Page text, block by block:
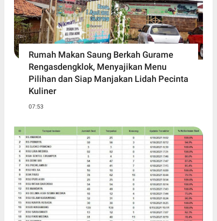
Rumah Makan Saung Berkah Gurame
Rengasdengklok, Menyajikan Menu
Pilihan dan Siap Manjakan Lidah Pecinta
Kuliner
07:53